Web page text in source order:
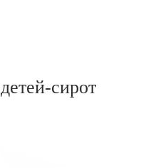
сирот